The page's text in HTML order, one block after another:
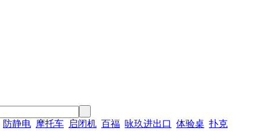
防静电 摩托车 启闭机 百福 咏玖进出口 体验桌 扑克